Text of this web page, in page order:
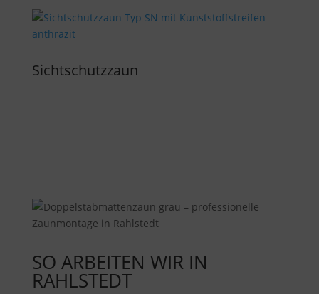
Sichtschutzzaun
SO ARBEITEN WIR IN
RAHLSTEDT